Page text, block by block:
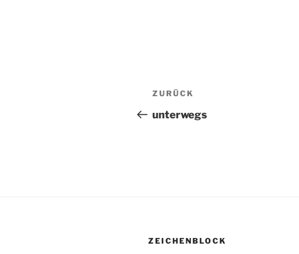
Beitragsnavigation
Vorheriger
Beitrag
ZURÜCK
unterwegs
ZEICHENBLOCK